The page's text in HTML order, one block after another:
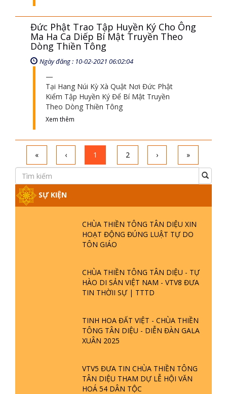
Đức Phật Trao Tập Huyền Ký Cho Ông
Ma Ha Ca Diếp Bí Mật Truyền Theo
Dòng Thiền Tông
Ngày đăng : 10-02-2021 06:02:04
Tại Hang Núi Kỳ Xà Quật Nơi Đức Phật
Kiểm Tập Huyền Ký Để Bí Mật Truyền
Theo Dòng Thiền Tông
Xem thêm
« ‹ 1 2 › »
SỰ KIỆN
CHÙA THIỀN TÔNG TÂN DIỆU XIN
HOẠT ĐỘNG ĐÚNG LUẬT TỰ DO
TÔN GIÁO
CHÙA THIỀN TÔNG TÂN DIỆU - TỰ
HÀO DI SẢN VIỆT NAM - VTV8 ĐƯA
TIN THỜII SỰ | TTTD
TINH HOA ĐẤT VIỆT - CHÙA THIỀN
TÔNG TÂN DIỆU - DIỄN ĐÀN GALA
XUÂN 2025
VTV5 ĐƯA TIN CHÙA THIỀN TÔNG
TÂN DIỆU THAM DỰ LỄ HỘI VĂN
HOÁ 54 DÂN TỘC